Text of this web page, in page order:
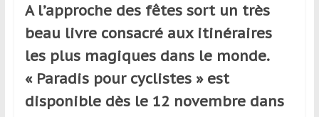
voyageurs
ponctuels
ou
réguliers,
pratiquants,
passionnés
A l’approche des fêtes sort un très
beau livre consacré aux itinéraires
les plus magiques dans le monde.
« Paradis pour cyclistes » est
disponible dès le 12 novembre dans